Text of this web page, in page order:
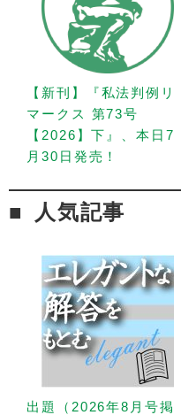
【新刊】『私法判例リ
マークス 第73号
【2026】下』、本日7
月30日発売！
人気記事
出題（2026年8月号掲